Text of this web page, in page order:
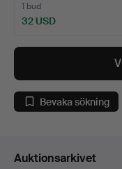
1 bud
32 USD
Bevaka sökning
Auktionsarkivet